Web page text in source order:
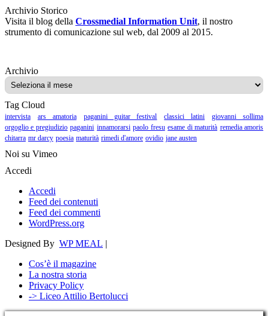
Archivio Storico
Visita il blog della Crossmedial Information Unit, il nostro
strumento di comunicazione sul web, dal 2009 al 2015.
ArchivioArchivio
Tag Cloud
intervista ars amatoria paganini guitar festival classici latini
giovanni sollima
orgoglio e pregiudizio paganini innamorarsi paolo fresu esame di maturità remedia amoris
chitarra mr darcy poesia maturità rimedi d'amore ovidio jane austen
Noi su Vimeo
Accedi
Accedi
Feed dei contenuti
Feed dei commenti
WordPress.org
Designed By WP MEAL |
Cos’è il magazine
La nostra storia
Privacy Policy
-> Liceo Attilio Bertolucci